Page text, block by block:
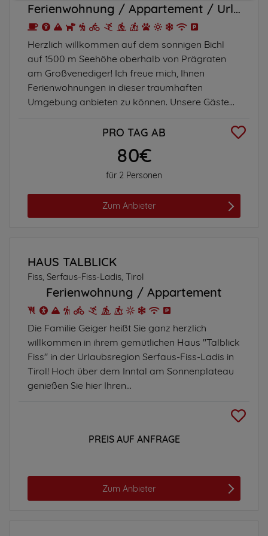
Ferienwohnung Appartement Urlaub am Bauernhof
Herzlich willkommen auf dem sonnigen Bichl
auf 1500 m Seehöhe oberhalb von Prägraten
am Großvenediger! Ich freue mich, Ihnen
Ferienwohnungen in dieser traumhaften
Umgebung anbieten zu können. Unsere Gäste...
PRO TAG AB
80€
für 2 Personen
Zum Anbieter
HAUS TALBLICK
Fiss, Serfaus-Fiss-Ladis, Tirol
Ferienwohnung Appartement
Die Familie Geiger heißt Sie ganz herzlich
willkommen in ihrem gemütlichen Haus "Talblick
Fiss" in der Urlaubsregion Serfaus-Fiss-Ladis in
Tirol! Hoch über dem Inntal am Sonnenplateau
genießen Sie hier Ihren...
PREIS AUF ANFRAGE
Zum Anbieter
Impressum|Datenschutz